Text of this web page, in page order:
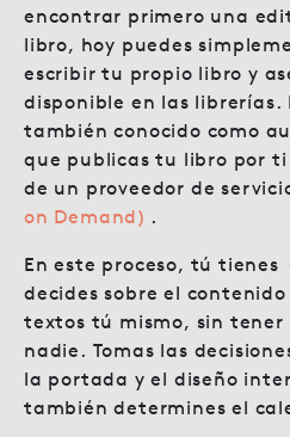
encontrar primero una
libro, hoy puedes
escribir tu propio libro y
disponible en las
también conocido como
que publicas tu libro por
de un proveedor de
on Demand) .
En este proceso, tú tienes
decides sobre el
textos tú mismo, sin tener
nadie. Tomas las
la portada y el diseño
también determines el